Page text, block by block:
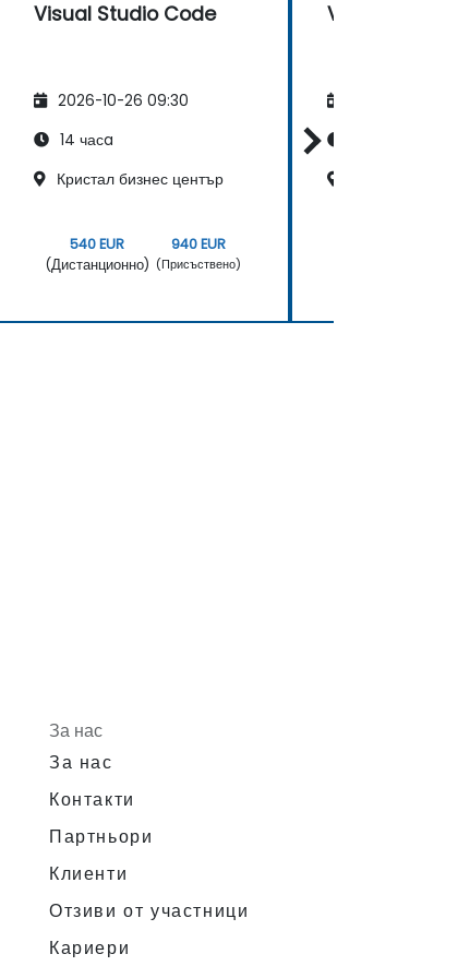
Visual Studio Code
2026-10-26 09:30
14 часa
Кристал бизнес център
540 EUR
(Дистанционно)
940 EUR
(Присъствено)
Visual Studio
За нас
За нас
Контакти
Партньори
Клиенти
Отзиви от участници
Кариери